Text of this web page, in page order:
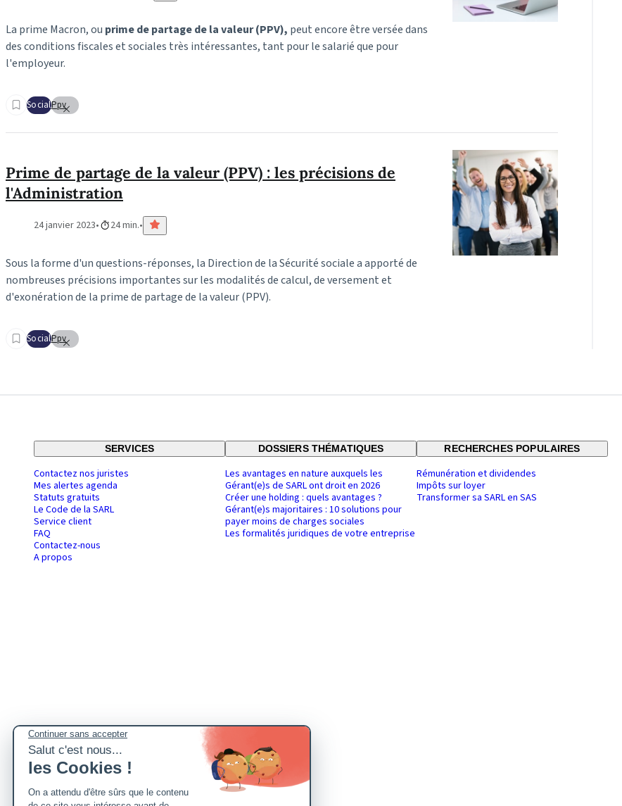
La prime Macron, ou prime de partage de la valeur (PPV), peut encore être versée dans
des conditions fiscales et sociales très intéressantes, tant pour le salarié que pour
l'employeur.
SocialPpv
Prime de partage de la valeur (PPV) : les précisions de
l'Administration
24 janvier 2023 24 min.
Sous la forme d'un questions-réponses, la Direction de la Sécurité sociale a apporté de
nombreuses précisions importantes sur les modalités de calcul, de versement et
d'exonération de la prime de partage de la valeur (PPV).
SocialPpv
SERVICES
Contactez nos juristes
Mes alertes agenda
Statuts gratuits
Le Code de la SARL
Service client
FAQ
Contactez-nous
A propos
DOSSIERS THÉMATIQUES
Les avantages en nature auxquels les
Gérant(e)s de SARL ont droit en 2026
Créer une holding : quels avantages ?
Gérant(e)s majoritaires : 10 solutions pour
payer moins de charges sociales
Les formalités juridiques de votre entreprise
RECHERCHES POPULAIRES
Rémunération et dividendes
Impôts sur loyer
Transformer sa SARL en SAS